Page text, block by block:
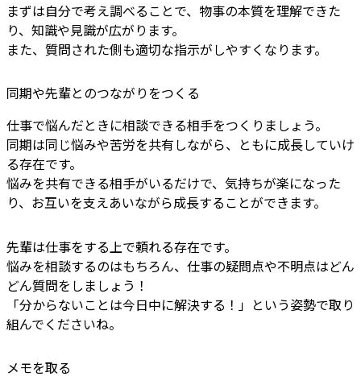
まずは自分で考え調べることで、物事の本質を理解できた
り、知識や見識が広がります。
また、質問された側も適切な指示がしやすくなります。
同期や先輩とのつながりをつくる
仕事で悩んだときに相談できる相手をつくりましょう。
同期は同じ悩みや苦労を共有しながら、ともに成長していけ
る存在です。
悩みを共有できる相手がいるだけで、気持ちが楽になった
り、お互いを支えあいながら成長することができます。
先輩は仕事をする上で頼れる存在です。
悩みを相談するのはもちろん、仕事の疑問点や不明点はどん
どん質問をしましょう！
「分からないことは今日中に解決する！」という姿勢で取り
組んでくださいね。
メモを取る